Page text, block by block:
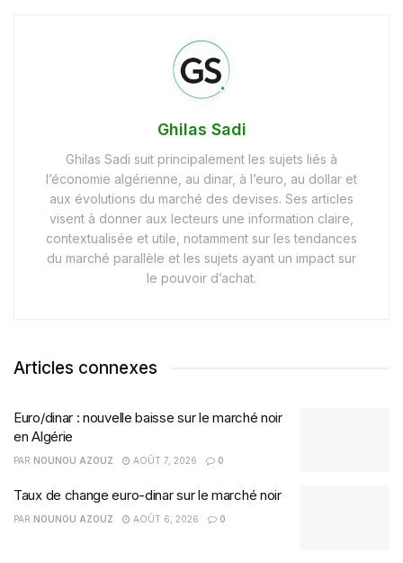
Ghilas Sadi
Ghilas Sadi suit principalement les sujets liés à
l’économie algérienne, au dinar, à l’euro, au dollar et
aux évolutions du marché des devises. Ses articles
visent à donner aux lecteurs une information claire,
contextualisée et utile, notamment sur les tendances
du marché parallèle et les sujets ayant un impact sur
le pouvoir d’achat.
Articles connexes
Euro/dinar : nouvelle baisse sur le marché noir
en Algérie
PAR NOUNOU AZOUZ AOÛT 7, 2026 0
Taux de change euro-dinar sur le marché noir
PAR NOUNOU AZOUZ AOÛT 6, 2026 0